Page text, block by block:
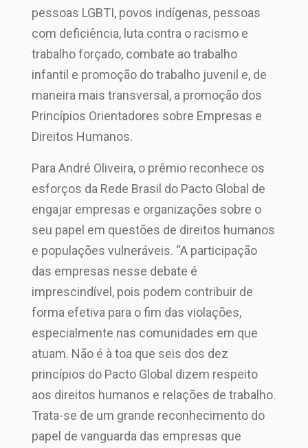
pessoas LGBTI, povos indígenas, pessoas
com deficiência, luta contra o racismo e
trabalho forçado, combate ao trabalho
infantil e promoção do trabalho juvenil e, de
maneira mais transversal, a promoção dos
Princípios Orientadores sobre Empresas e
Direitos Humanos.
Para André Oliveira, o prêmio reconhece os
esforços da Rede Brasil do Pacto Global de
engajar empresas e organizações sobre o
seu papel em questões de direitos humanos
e populações vulneráveis. “A participação
das empresas nesse debate é
imprescindível, pois podem contribuir de
forma efetiva para o fim das violações,
especialmente nas comunidades em que
atuam. Não é à toa que seis dos dez
princípios do Pacto Global dizem respeito
aos direitos humanos e relações de trabalho.
Trata-se de um grande reconhecimento do
papel de vanguarda das empresas que